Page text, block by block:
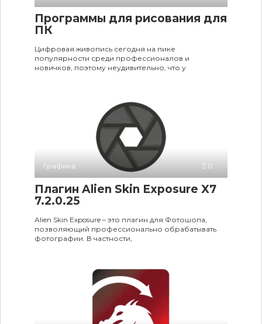
Программы для рисования для
ПК
Цифровая живопись сегодня на пике
популярности среди профессионалов и
новичков, поэтому неудивительно, что у
Графика 0
Плагин Alien Skin Exposure X7
7.2.0.25
Alien Skin Exposure – это плагин для Фотошопа,
позволяющий профессионально обрабатывать
фотографии. В частности,